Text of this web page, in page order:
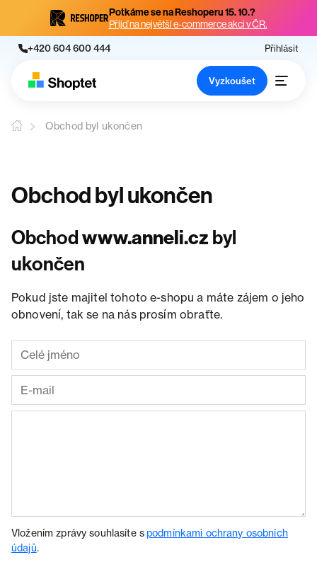
Potkáme se na Reshoperu 15. 10.?
Přijď na největší e-commerce akci v ČR.
+420 604 600 444 Přihlásit
Vyzkoušet
Obchod byl ukončen
Obchod byl ukončen
Obchodwww.anneli.cz byl
ukončen
Pokud jste majitel tohoto e-shopu a máte zájem o jeho
obnovení, tak se na nás prosím obraťte.
Vložením zprávy souhlasíte spodmínkami ochrany osobních
údajů.